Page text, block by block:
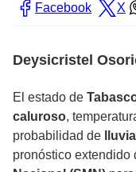
Facebook X
Deysicristel
El estado de
caluroso,
probabilidad de
pronóstico extendido